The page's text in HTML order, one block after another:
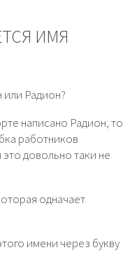
ИМЯ
Радион?
написано Радион, то
работников
довольно таки не
одначает
имени через букву